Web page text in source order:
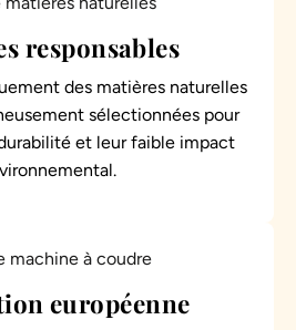
responsables
des matières naturelles
sélectionnées pour
et leur faible impact
européenne